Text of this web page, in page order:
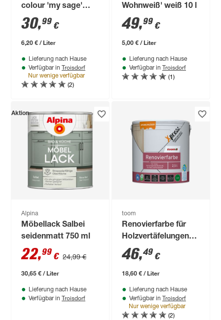
colour 'my sage'
grün matt 5 l
30,99 €
6,20 € / Liter
Lieferung nach Hause
Verfügbar in Troisdorf
Nur wenige verfügbar
(2)
Wohnweiß' weiß 10 l
49,99 €
5,00 € / Liter
Lieferung nach Hause
Verfügbar in Troisdorf
(1)
Aktion
Alpina
Möbellack Salbei
seidenmatt 750 ml
22,99 € 24,99 €
30,65 € / Liter
Lieferung nach Hause
Verfügbar in Troisdorf
toom
Renovierfarbe für
Holzvertäfelungen
weiß matt 2,5 l
46,49 €
18,60 € / Liter
Lieferung nach Hause
Verfügbar in Troisdorf
Nur wenige verfügbar
(2)